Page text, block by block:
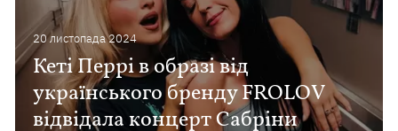
20 листопада 2024
Кеті Перрі в образі від
українського бренду FROLOV
відвідала концерт Сабріни